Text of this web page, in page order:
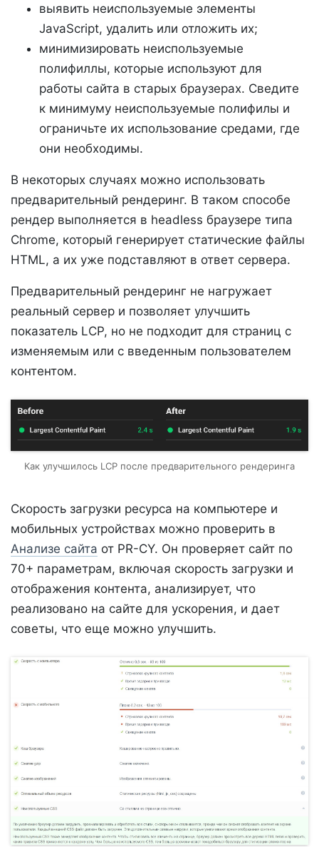
выявить неиспользуемые элементы
JavaScript, удалить или отложить их;
минимизировать неиспользуемые
полифиллы, которые используют для
работы сайта в старых браузерах. Сведите
к минимуму неиспользуемые полифилы и
ограничьте их использование средами, где
они необходимы.
В некоторых случаях можно использовать
предварительный рендеринг. В таком способе
рендер выполняется в headless браузере типа
Chrome, который генерирует статические файлы
HTML, а их уже подставляют в ответ сервера.
Предварительный рендеринг не нагружает
реальный сервер и позволяет улучшить
показатель LCP, но не подходит для страниц с
изменяемым или с введенным пользователем
контентом.
Как улучшилось LCP после предварительного рендеринга
Скорость загрузки ресурса на компьютере и
мобильных устройствах можно проверить в
Анализе сайта от PR-CY. Он проверяет сайт по
70+ параметрам, включая скорость загрузки и
отображения контента, анализирует, что
реализовано на сайте для ускорения, и дает
советы, что еще можно улучшить.